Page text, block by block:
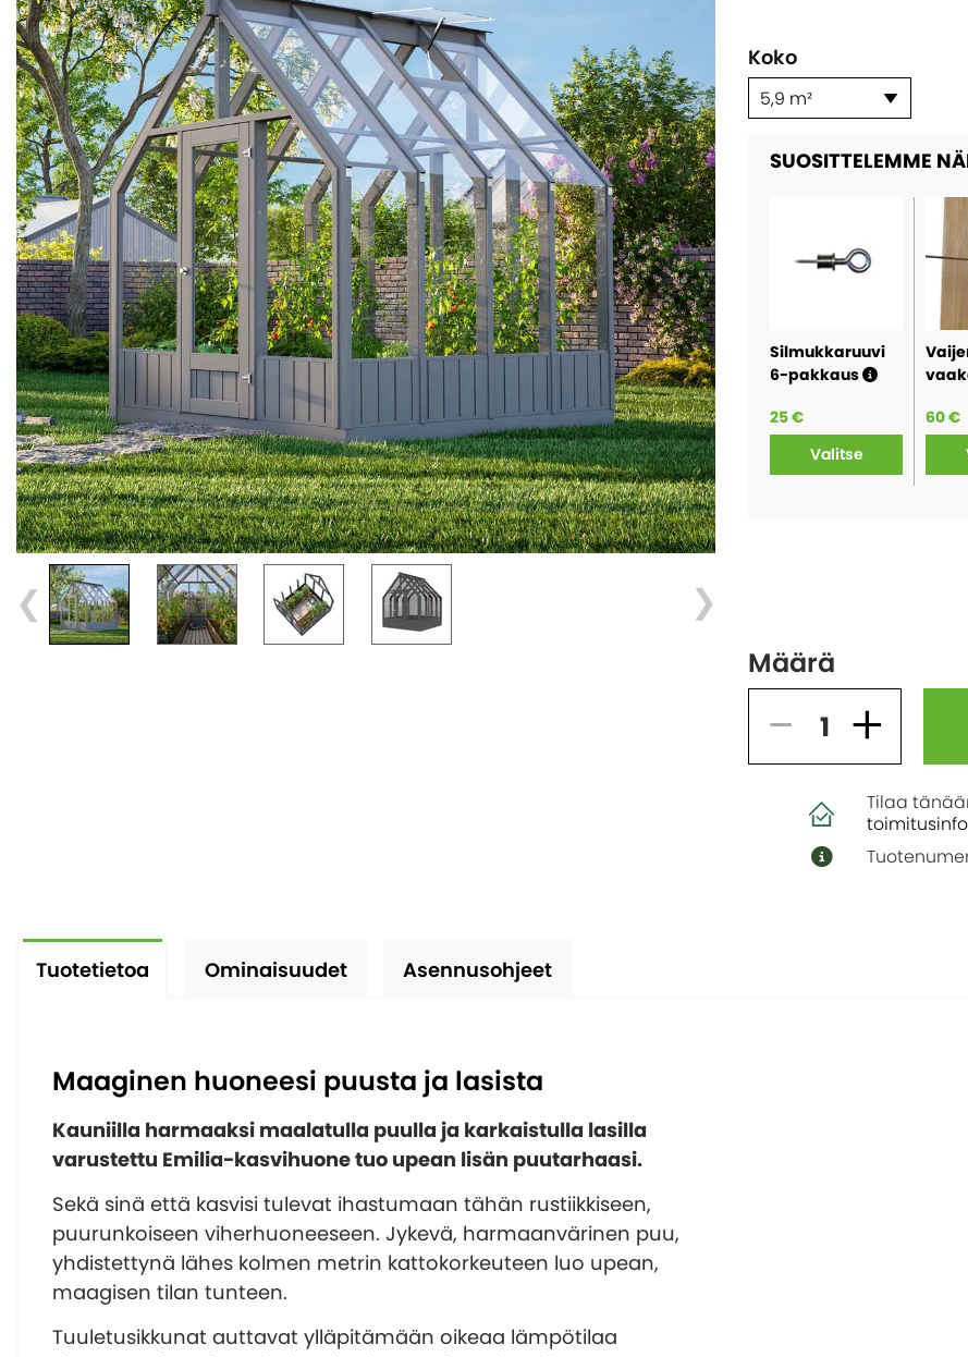
Koko
5,9 m²
SUOSITTELEMME
Silmukkaruuvi
6-pakkaus
25 €
Valitse
60 €
Määrä
Tilaa
toimitusinfo
Tuotetietoa Ominaisuudet Asennusohjeet
Maaginen huoneesi puusta ja lasista
Kauniilla harmaaksi maalatulla puulla ja karkaistulla lasilla
varustettu Emilia-kasvihuone tuo upean lisän puutarhaasi.
Sekä sinä että kasvisi tulevat ihastumaan tähän rustiikkiseen,
puurunkoiseen viherhuoneeseen. Jykevä, harmaanvärinen puu,
yhdistettynä lähes kolmen metrin kattokorkeuteen luo upean,
maagisen tilan tunteen.
Tuuletusikkunat auttavat ylläpitämään oikeaa lämpötilaa